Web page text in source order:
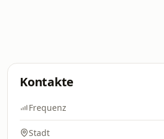
Kontakte
Frequenz
Stadt